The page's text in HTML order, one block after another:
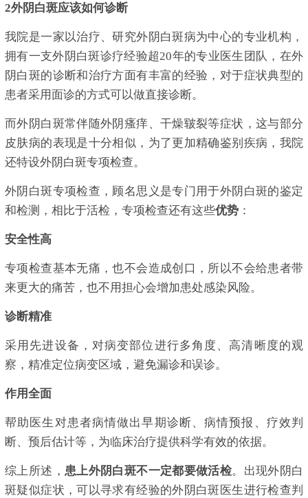
2外阴白斑应该如何诊断
我院是一家以治疗、研究外阴白斑病为中心的专业机构，
拥有一支外阴白斑诊疗经验超20年的专业医生团队，在外
阴白斑的诊断和治疗方面有丰富的经验，对于症状典型的
患者采用面诊的方式可以做直接诊断。
而外阴白斑常伴随外阴瘙痒、干燥皲裂等症状，这与部分
皮肤病的表现是十分相似，为了更加精确鉴别疾病，我院
还特设外阴白斑专项检查。
外阴白斑专项检查，顾名思义是专门用于外阴白斑的鉴定
和检测，相比于活检，专项检查还有这些优势 ：
安全性高
专项检查基本无痛，也不会造成创口，所以不会给患者带
来更大的痛苦，也不用担心会增加患处感染风险。
诊断精准
采用先进设备，对病变部位进行多角度、高清晰度的观
察，精准定位病变区域，避免漏诊和误诊。
作用全面
帮助医生对患者病情做出早期诊断、病情预报、疗效判
断、预后估计等，为临床治疗提供科学有效的依据。
综上所述， 患上外阴白斑不一定都要做活检。出现外阴白
斑疑似症状，可以寻求有经验的外阴白斑医生进行检查判